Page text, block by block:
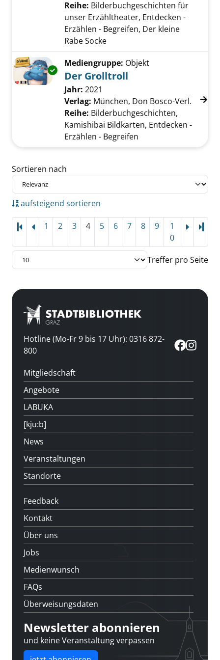
Reihe: Bilderbuchgeschichten für
unser Erzähltheater, Entdecken -
Erzählen - Begreifen, Der kleine
Rabe Socke
Exemplar-Details von Der Grolltroll anzeigen
Mediengruppe: Objekt
Der Grolltroll
Suche nach diesem Verfasser
Jahr: 2021
Verlag: München, Don Bosco-Verl.
Reihe: Bilderbuchgeschichten,
Kamishibai Bildkarten, Entdecken -
Erzählen - Begreifen
Zu den Suchfiltern springen
Sortieren nach
aufsteigend sortieren
1 2 3 4 5 6 7 8 9
1
0
Treffer pro Seite
Hotline (Mo-Fr 9 bis 17 Uhr): 0316 872-
800
Mitgliedschaft
Angebote
LABUKA
[kju:b]
News
Veranstaltungen
Standorte
Feedback
Kontakt
Über uns
Jobs
Medienwunsch
FAQs
Überweisungsdaten
Newsletter abonnieren
und keine Veranstaltung verpassen